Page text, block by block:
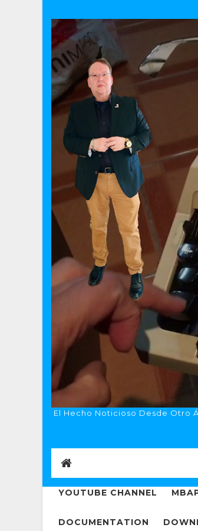
El Hecho Noticioso Desde Otro
YOUTUBE CHANNEL
DOCUMENTATION